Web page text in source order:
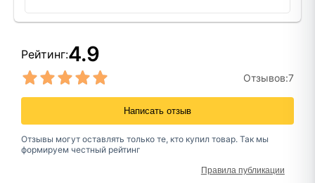
Рейтинг:4.9
Отзывов:7
Написать отзыв
Отзывы могут оставлять только те, кто купил товар. Так мы
формируем честный рейтинг
Правила публикации